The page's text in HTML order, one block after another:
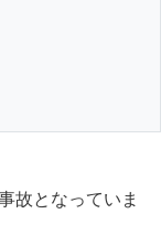
故となっていま